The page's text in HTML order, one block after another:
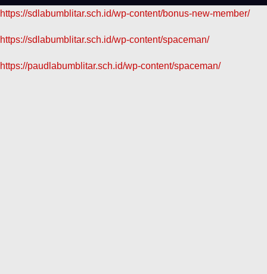
https://sdlabumblitar.sch.id/wp-content/bonus-new-member/
https://sdlabumblitar.sch.id/wp-content/spaceman/
https://paudlabumblitar.sch.id/wp-content/spaceman/